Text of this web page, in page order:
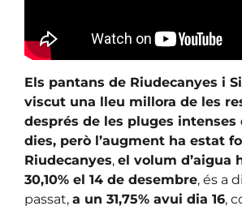
Els pantans de Riudecanyes i
viscut una lleu millora de les
després de les pluges intenses
dies, però l’augment ha estat
Riudecanyes, el volum d’aigua
30,10% el 14 de desembre, és a
passat, a un 31,75% avui dia 16,